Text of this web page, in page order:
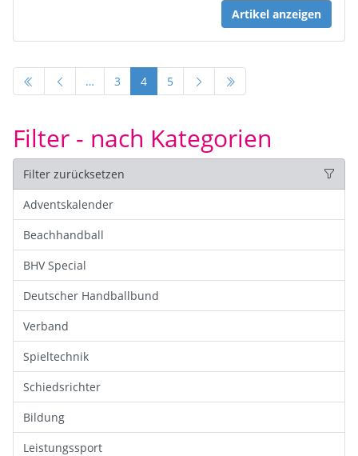
Artikel anzeigen
… 3 4 5
Filter - nach Kategorien
Filter zurücksetzen
Adventskalender
Beachhandball
BHV Special
Deutscher Handballbund
Verband
Spieltechnik
Schiedsrichter
Bildung
Leistungssport